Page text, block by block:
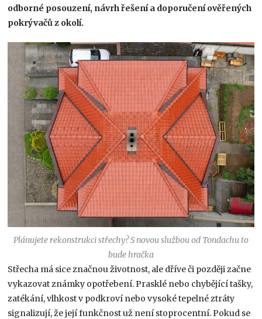
odborné posouzení, návrh řešení a doporučení ověřených
pokrývačů z okolí.
Plánujete rekonstrukci střechy? S novou službou od Tondachu to
bude hračka
Střecha má sice značnou životnost, ale dříve či později začne
vykazovat známky opotřebení. Prasklé nebo chybějící tašky,
zatékání, vlhkost v podkroví nebo vysoké tepelné ztráty
signalizují, že její funkčnost už není stoprocentní. Pokud se